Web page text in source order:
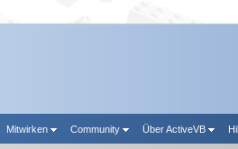
Mitwirken Community Über ActiveVB